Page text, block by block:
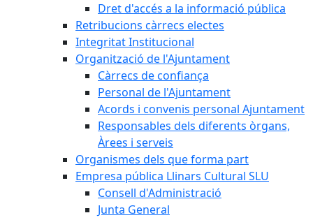
Dret d'accés a la informació pública
Retribucions càrrecs electes
Integritat Institucional
Organització de l'Ajuntament
Càrrecs de confiança
Personal de l'Ajuntament
Acords i convenis personal Ajuntament
Responsables dels diferents òrgans,
Àrees i serveis
Organismes dels que forma part
Empresa pública Llinars Cultural SLU
Consell d'Administració
Junta General